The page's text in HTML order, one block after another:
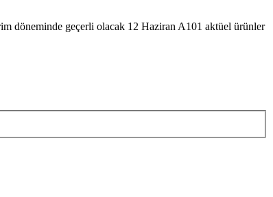
döneminde geçerli olacak 12 Haziran A101 aktüel ürünler